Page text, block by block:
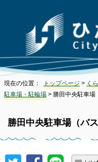
現在の位置： トップページ > く
駐車場・駐輪場 > 勝田中央駐車場
勝田中央駐車場（バ